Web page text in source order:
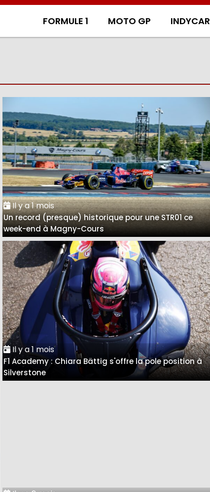
FORMULE 1 MOTO GP INDYCAR
Il y a 1 mois
Un record (presque) historique pour une STR01 ce
week-end à Magny-Cours
Il y a 1 mois
F1 Academy : Chiara Bättig s'offre la pole position à
Silverstone